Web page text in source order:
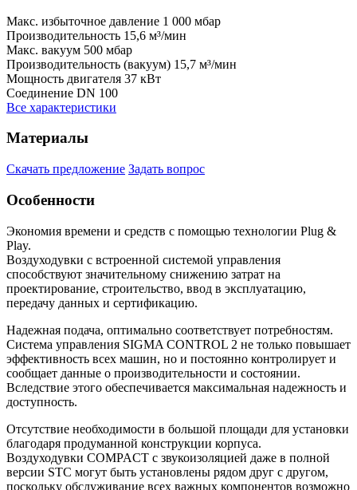
Макс. избыточное давление 1 000 мбар
Производительность 15,6 м³/мин
Макс. вакуум 500 мбар
Производительность (вакуум) 15,7 м³/мин
Мощность двигателя 37 кВт
Соединение DN 100
Все характеристики
Материалы
Скачать предложение Задать вопрос
Особенности
Экономия времени и средств с помощью технологии Plug &
Play.
Воздуходувки с встроенной системой управления
способствуют значительному снижению затрат на
проектирование, строительство, ввод в эксплуатацию,
передачу данных и сертификацию.
Надежная подача, оптимально соответствует потребностям.
Система управления SIGMA CONTROL 2 не только повышает
эффективность всех машин, но и постоянно контролирует и
сообщает данные о производительности и состоянии.
Вследствие этого обеспечивается максимальная надежность и
доступность.
Отсутствие необходимости в большой площади для установки
благодаря продуманной конструкции корпуса.
Воздуходувки COMPACT с звукоизоляцией даже в полной
версии STC могут быть установлены рядом друг с другом,
поскольку обслуживание всех важных компонентов возможно